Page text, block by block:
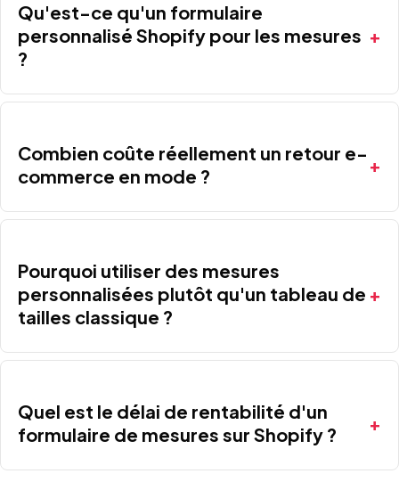
Qu'est-ce qu'un formulaire
personnalisé Shopify pour les mesures
?
Combien coûte réellement un retour e-
commerce en mode ?
Pourquoi utiliser des mesures
personnalisées plutôt qu'un tableau de
tailles classique ?
Quel est le délai de rentabilité d'un
formulaire de mesures sur Shopify ?